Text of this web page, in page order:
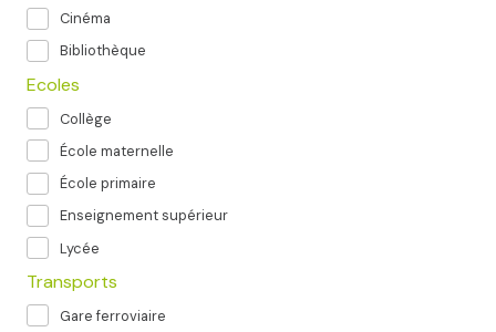
Cinéma
Bibliothèque
Ecoles
Collège
École maternelle
École primaire
Enseignement supérieur
Lycée
Transports
Gare ferroviaire